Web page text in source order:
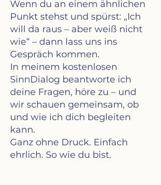
Wenn du an einem ähnlichen
Punkt stehst und spürst: „Ich
will da raus – aber weiß nicht
wie“ – dann lass uns ins
Gespräch kommen.
In meinem kostenlosen
SinnDialog beantworte ich
deine Fragen, höre zu – und
wir schauen gemeinsam, ob
und wie ich dich begleiten
kann.
Ganz ohne Druck. Einfach
ehrlich. So wie du bist.